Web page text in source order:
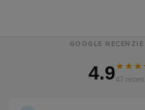
GOOGLE
4.947